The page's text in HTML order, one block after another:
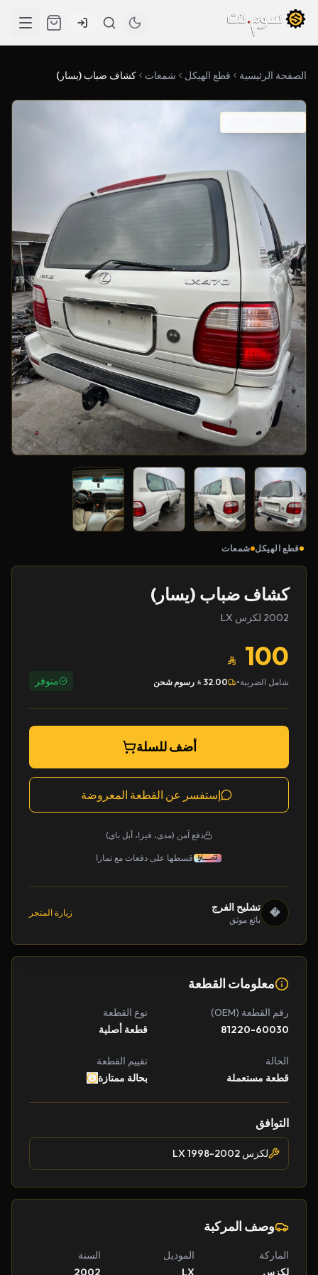
الصفحة الرئيسية قطع الهيكل شمعات كشاف ضباب (يسار)
قطع الهيكل شمعات
كشاف ضباب (يسار)
2002 لكزس LX
100
شامل الضريبة•
32.00 رسوم شحن متوفر
أضف للسلة
إستفسر عن القطعة المعروضة
دفع آمن (مدى، فيزا، أبل باي)
قسطها على دفعات مع تمارا
� تشليح الفرج
بائع موثق
زيارة المتجر
معلومات القطعة
رقم القطعة (OEM)
81220-60030
نوع القطعة
قطعة أصلية
الحالة
قطعة مستعملة
تقييم القطعة
بحالة ممتازة
التوافق
لكزس LX 1998-2002
وصف المركبة
الماركة
الموديل
السنة